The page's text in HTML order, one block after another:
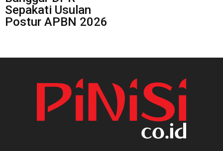
Sepakati Usulan
Postur APBN 2026